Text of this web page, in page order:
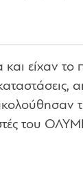
και είχαν
του